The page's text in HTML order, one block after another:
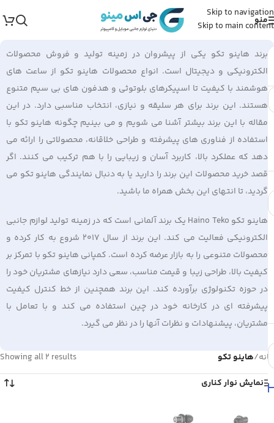
Skip to navigation
Skip to main content
منو
برند هاینو تکو یکی از پیشروان در زمینه تولید و فروش محصولات
الکترونیکی و دیجیتال است. انواع محصولات هاینو تکو از ساعت های
هوشمند با کیفیت تا اسپیکرهای بلوتوثی و هدفون های بی سیم متنوع
هستند. این برند برای هر سلیقه و نیازی، انتخاب مناسبی دارد. در این
مقاله با این برند بیشتر آشنا می شویم و می بینیم چگونه هاینو تکو با
استفاده از فناوری های پیشرفته و طراحی خلاقانه، محصولاتی را ارائه می
دهد که عملکرد بالا، کاربرد آسان و زیبایی را با هم ترکیب می کنند. اگر
قصد خرید محصولات این برند را دارید یا به دنبال نمایندگی هاینو تکو می
گردید، تا انتهای این بخش همراه ما باشید.
هاینو تکو Haino Teko یک برند آلمانی است که در زمینه تولید لوازم جانبی
الکترونیکی فعالیت می کند. این برند از سال 2017 شروع به کار کرده و
محصولات متنوعی را به بازار عرضه کرده است. کمپانی هاینو تکو با تمرکز بر
کیفیت بالا، طراحی زیبا و قیمت مناسب، سعی دارد نیازهای مشتریان خود را
در حوزه تکنولوژی برآورده کند. این برند همچنین از خط کنترل کیفیت
پیشرفته ای در کارخانه خود در چین استفاده می کند و با تعامل با
مشتریان، پیشنهادات و نظرات آنها را در نظر می گیرد.
خانه/هاینو تکو
Showing all 2 results
نمایش نوار کناری